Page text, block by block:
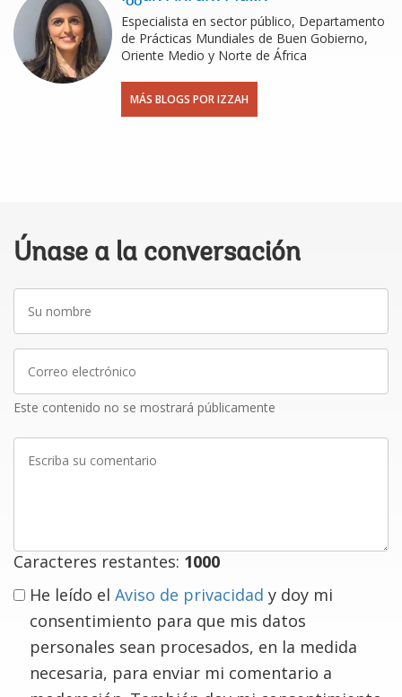
Especialista en sector público, Departamento
de Prácticas Mundiales de Buen Gobierno,
Oriente Medio y Norte de África
MÁS BLOGS POR IZZAH
Únase a la conversación
nombre
electrónico
Este contenido no se mostrará públicamente
Caracteres restantes: 1000
He leído el Aviso de privacidad y doy mi
consentimiento para que mis datos
personales sean procesados, en la medida
necesaria, para enviar mi comentario a